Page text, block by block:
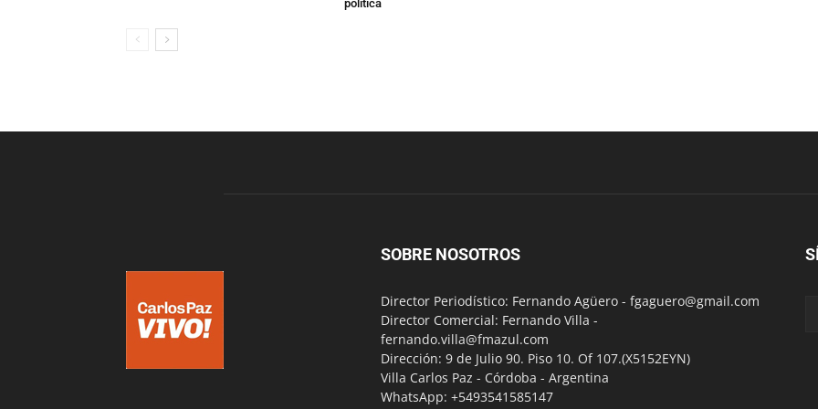
política
SOBRE NOSOTROS
Director Periodístico: Fernando Agüero - fgaguero@gmail.com
Director Comercial: Fernando Villa -
fernando.villa@fmazul.com
Dirección: 9 de Julio 90. Piso 10. Of 107.(X5152EYN)
Villa Carlos Paz - Córdoba - Argentina
WhatsApp: +5493541585147